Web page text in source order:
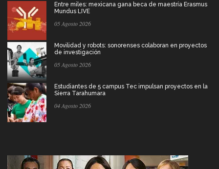
Entre miles: mexicana gana beca de maestría Erasmus
Mundus LIVE
05 Agosto 2026
Movilidad y robots: sonorenses colaboran en proyectos
de investigación
05 Agosto 2026
Estudiantes de 5 campus Tec impulsan proyectos en la
Sierra Tarahumara
04 Agosto 2026